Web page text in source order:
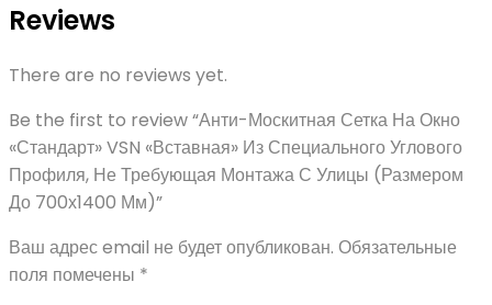
Reviews
There are no reviews yet.
Be the first to review “Анти-Москитная Сетка На Окно
«Стандарт» VSN «Вставная» Из Специального Углового
Профиля, Не Требующая Монтажа С Улицы (Размером
До 700х1400 Мм)”
Ваш адрес email не будет опубликован. Обязательные
поля помечены *